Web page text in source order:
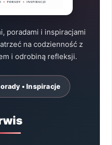
poradami i inspiracjami
na codzienność z
i odrobiną refleksji.
• Inspiracje